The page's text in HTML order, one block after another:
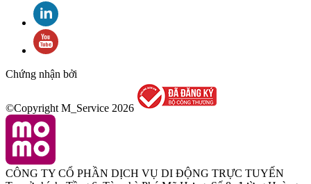
Chứng nhận bởi
©Copyright M_Service 2026
CÔNG TY CỔ PHẦN DỊCH VỤ DI ĐỘNG TRỰC TUYẾN